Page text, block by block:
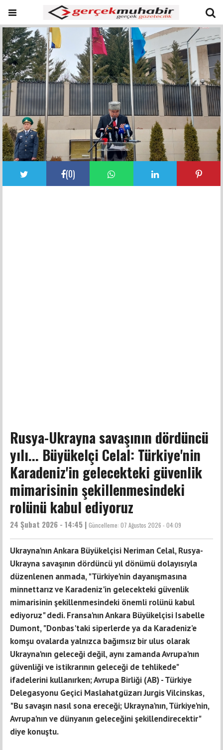
(0)
Rusya-Ukrayna savaşının dördüncü
yılı... Büyükelçi Celal: Türkiye'nin
Karadeniz'in gelecekteki güvenlik
mimarisinin şekillenmesindeki
rolünü kabul ediyoruz
24 Şubat 2026 - 14:45 | Güncelleme: 07 Ağustos 2026 - 04:09
Ukrayna'nın Ankara Büyükelçisi Neriman Celal, Rusya-
Ukrayna savaşının dördüncü yıl dönümü dolayısıyla
düzenlenen anmada, "Türkiye'nin dayanışmasına
minnettarız ve Karadeniz'in gelecekteki güvenlik
mimarisinin şekillenmesindeki önemli rolünü kabul
ediyoruz" dedi. Fransa'nın Ankara Büyükelçisi Isabelle
Dumont, "Donbas'taki siperlerde ya da Karadeniz’e
komşu ovalarda yalnızca bağımsız bir ulus olarak
Ukrayna'nın geleceği değil, aynı zamanda Avrupa'nın
güvenliği ve istikrarının geleceği de tehlikede"
ifadelerini kullanırken; Avrupa Birliği (AB) - Türkiye
Delegasyonu Geçici Maslahatgüzarı Jurgis Vilcinskas,
"Bu savaşın nasıl sona ereceği; Ukrayna'nın, Türkiye'nin,
Avrupa'nın ve dünyanın geleceğini şekillendirecektir"
diye konuştu.